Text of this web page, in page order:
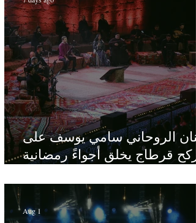
الروحاني سامي يوسف على
ركح قرطاج يخلق أجواءً رمضانية
Aug 1